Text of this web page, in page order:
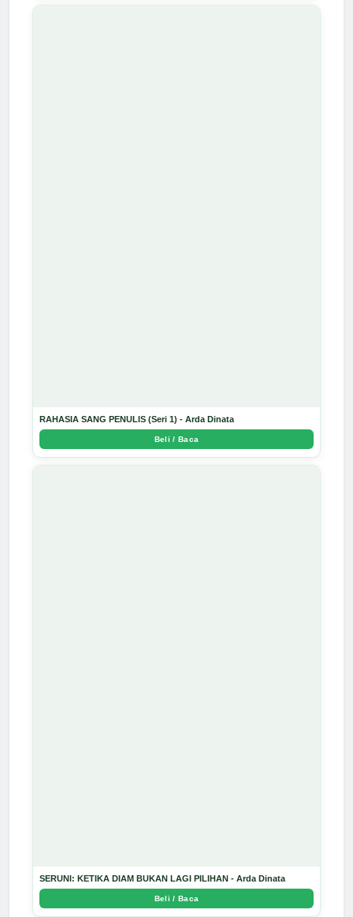
RAHASIA SANG PENULIS (Seri 1) - Arda Dinata
Beli / Baca
SERUNI: KETIKA DIAM BUKAN LAGI PILIHAN - Arda Dinata
Beli / Baca